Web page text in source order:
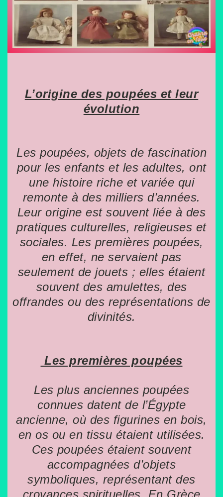
b
r
e
2
L’origine des poupées et leur
évolution
Les poupées, objets de fascination
pour les enfants et les adultes, ont
une histoire riche et variée qui
remonte à des milliers d’années.
Leur origine est souvent liée à des
pratiques culturelles, religieuses et
sociales. Les premières poupées,
en effet, ne servaient pas
seulement de jouets ; elles étaient
souvent des amulettes, des
offrandes ou des représentations de
divinités.
Les premières poupées
Les plus anciennes poupées
connues datent de l’Égypte
ancienne, où des figurines en bois,
en os ou en tissu étaient utilisées.
Ces poupées étaient souvent
accompagnées d’objets
symboliques, représentant des
croyances spirituelles. En Grèce